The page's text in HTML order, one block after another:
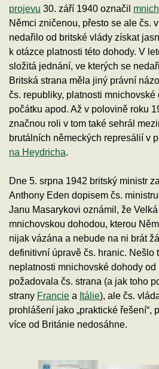
projevu 30. září 1940 označil
Němci zničenou, přesto se ale čs.
nedařilo od britské vlády získat
k otázce platnosti této dohody. V
složitá jednání, ve kterých se
Britská strana měla jiný právní
čs. republiky, platnosti mnichovské
počátku apod. Až v polovině roku
značnou roli v tom také sehrál
brutálních německých represálií v
na Heydricha.
Dne 5. srpna 1942 britský ministr
Anthony Eden dopisem čs.
Janu Masarykovi oznámil, že
mnichovskou dohodou, kterou
nijak vázána a nebude na ni brát
definitivní úpravě čs. hranic. Nešlo
neplatnosti mnichovské dohody od
požadovala čs. strana (a jak toho
strany Francie a Itálie), ale čs.
prohlášení jako „praktické řešení“,
více od Británie nedosáhne.